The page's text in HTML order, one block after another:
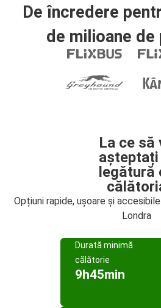
De încredere
de milioane de
La ce să
așteptați
legătură
Opțiuni rapide, ușoare și
Londra
Durată minimă
călătorie
9h45min